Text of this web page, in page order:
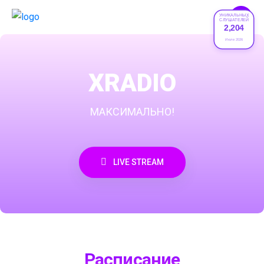
УНИКАЛЬНЫХ
СЛУШАТЕЛЕЙ
2,204
Июле 2026
XRADIO
МАКСИМАЛЬНО!
LIVE STREAM
Расписание